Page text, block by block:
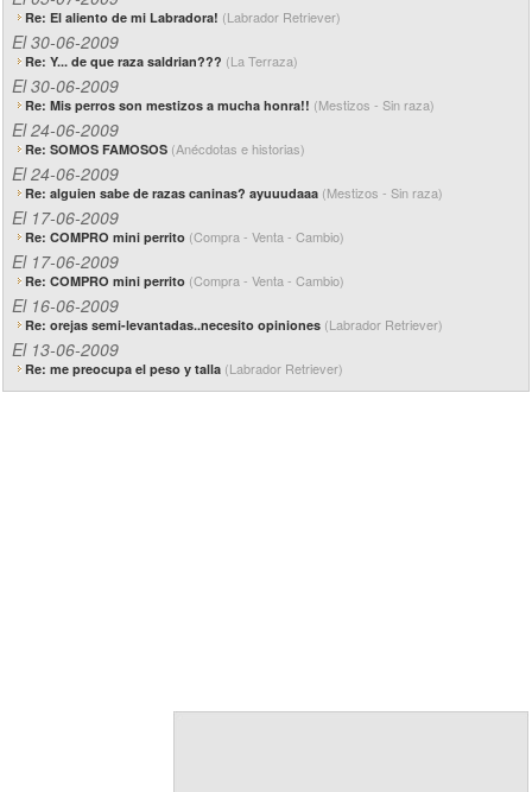
Re: El aliento de mi Labradora! (Labrador Retriever)
El 30-06-2009
Re: Y... de que raza saldrian??? (La Terraza)
El 30-06-2009
Re: Mis perros son mestizos a mucha honra!! (Mestizos - Sin raza)
El 24-06-2009
Re: SOMOS FAMOSOS (Anécdotas e historias)
El 24-06-2009
Re: alguien sabe de razas caninas? ayuuudaaa (Mestizos - Sin raza)
El 17-06-2009
Re: COMPRO mini perrito (Compra - Venta - Cambio)
El 17-06-2009
Re: COMPRO mini perrito (Compra - Venta - Cambio)
El 16-06-2009
Re: orejas semi-levantadas..necesito opiniones (Labrador Retriever)
El 13-06-2009
Re: me preocupa el peso y talla (Labrador Retriever)